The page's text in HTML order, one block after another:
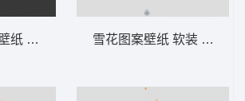
纸 软装 装饰 窗帘雪花图案壁纸 软装 装饰 窗